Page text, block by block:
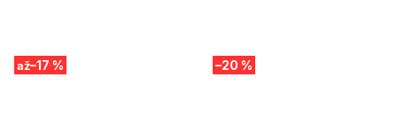
až–17 % –20 %